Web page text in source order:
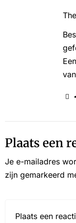
Plaats een
Je e-mailadres
zijn gemarkeerd